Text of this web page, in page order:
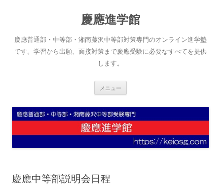
へ
ス
キ
慶應進学館
慶應普通部・中等部・湘南藤沢中等部対策専門のオンライン進学塾
です。学習から出願、面接対策まで慶應受験に必要なすべてを提供
します。
メニュー
慶應中等部説明会日程